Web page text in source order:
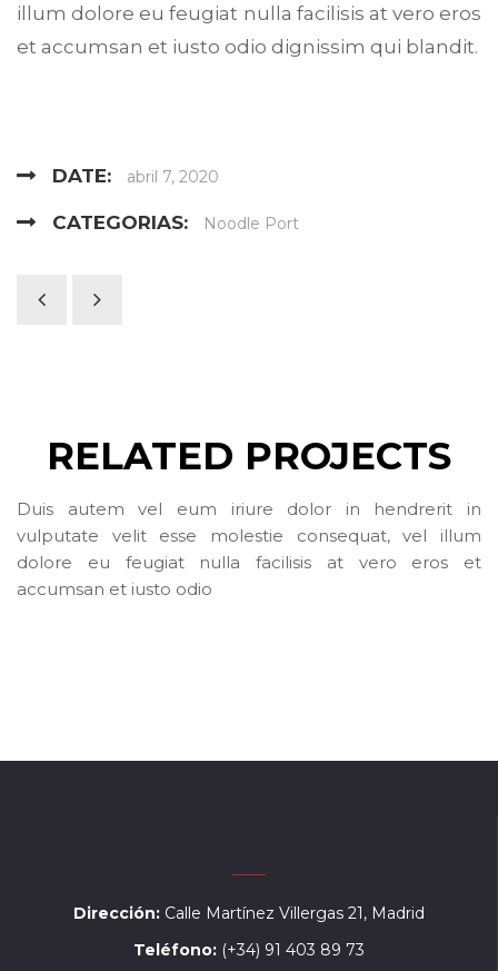
illum dolore eu feugiat nulla facilisis at vero eros
et accumsan et iusto odio dignissim qui blandit.
DATE: abril 7, 2020
CATEGORIAS: Noodle Port
RELATED PROJECTS
Duis autem vel eum iriure dolor in hendrerit in
vulputate velit esse molestie consequat, vel illum
dolore eu feugiat nulla facilisis at vero eros et
accumsan et iusto odio
Dirección: Calle Martínez Villergas 21, Madrid
Teléfono: (+34) 91 403 89 73